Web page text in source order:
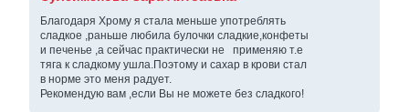
Благодаря Хрому я стала меньше употреблять
сладкое ,раньше любила булочки сладкие,конфеты
и печенье ,а сейчас практически не применяю т.е
тяга к сладкому ушла.Поэтому и сахар в крови стал
в норме это меня радует.
Рекомендую вам ,если Вы не можете без сладкого!